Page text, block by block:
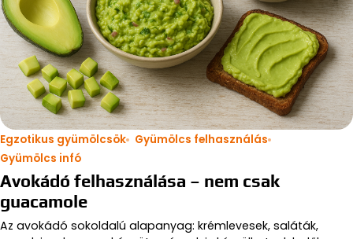
Egzotikus gyümölcsök
Gyümölcs felhasználás
Gyümölcs infó
Avokádó felhasználása – nem csak
guacamole
Az avokádó sokoldalú alapanyag: krémlevesek, saláták,